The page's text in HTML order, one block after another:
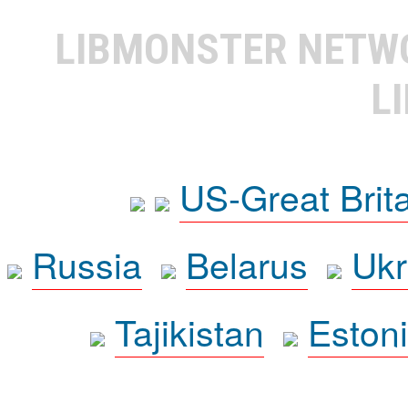
LIBMONSTER
US-Great
Russia
Belarus
Tajikistan